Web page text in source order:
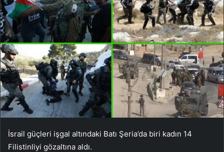
İsrail güçleri işgal altındaki Batı Şeria’da biri kadın 14
Filistinliyi gözaltına aldı.